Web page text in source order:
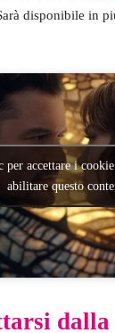
disponibile in
per accettare i
abilitare questo
dalla